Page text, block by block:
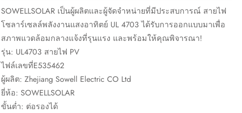
SOWELLSOLAR เป็นผู้ผลิตและผู้จัดจำหน่ายที่มีประสบการณ์ สายไฟ
โซลาร์เซลล์พลังงานแสงอาทิตย์ UL 4703 ได้รับการออกแบบมาเพื่อ
สภาพแวดล้อมกลางแจ้งที่รุนแรง และพร้อมให้คุณพิจารณา!
รุ่น: UL4703 สายไฟ PV
ไฟล์เลขที่E535462
ผู้ผลิต: Zhejiang Sowell Electric CO Ltd
ยี่ห้อ: SOWELLSOLAR
ขั้นต่ำ: ต่อรองได้